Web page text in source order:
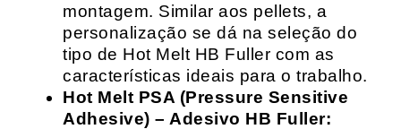
montagem. Similar aos pellets, a
personalização se dá na seleção do
tipo de Hot Melt HB Fuller com as
características ideais para o trabalho.
Hot Melt PSA (Pressure Sensitive
Adhesive) – Adesivo HB Fuller: